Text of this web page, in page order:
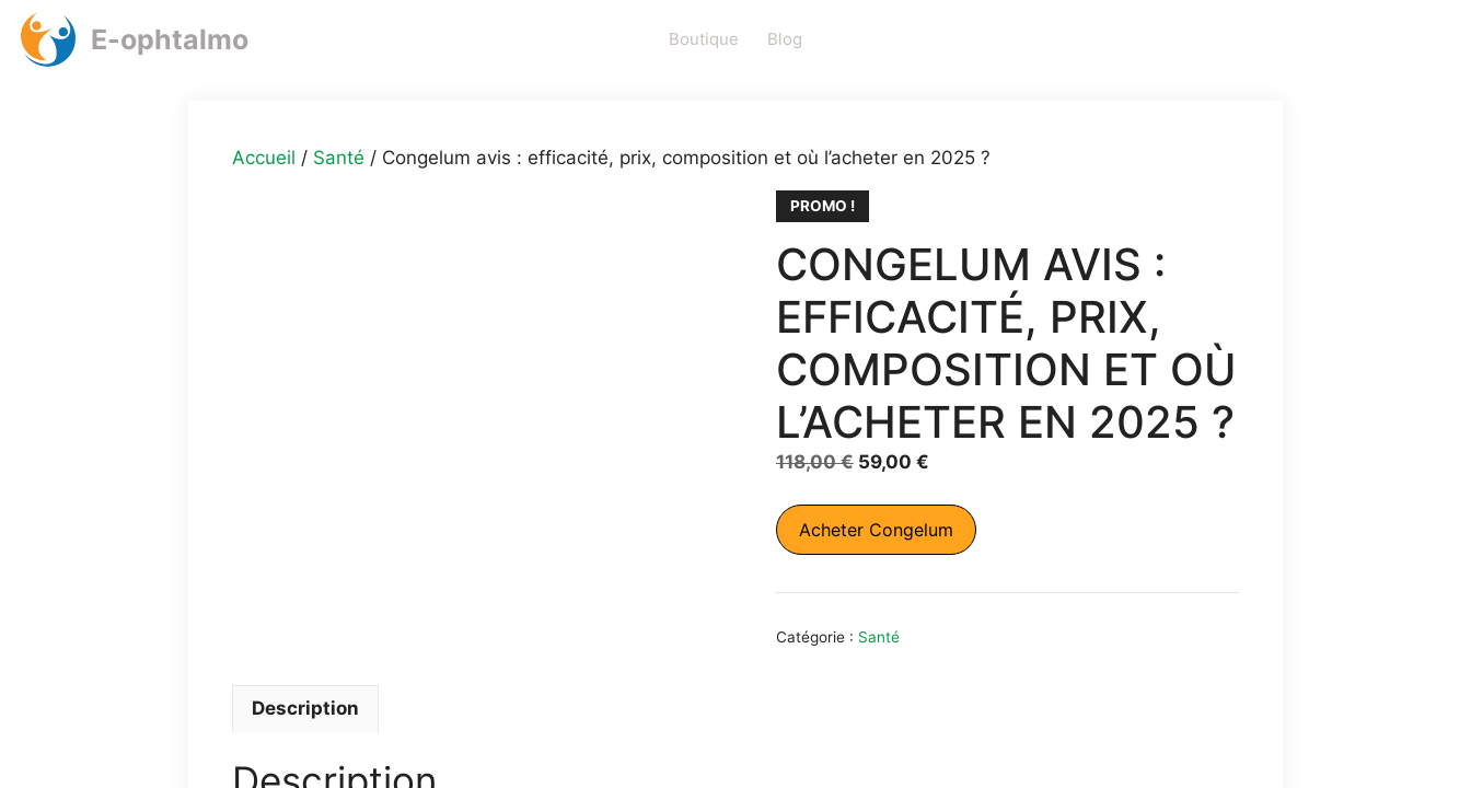
Aller
contenu
E-ophtalmo Boutique Blog
Accueil / Santé / Congelum avis : efficacité, prix, composition et où l’acheter en 2025 ?
PROMO !
CONGELUM AVIS :
EFFICACITÉ, PRIX,
COMPOSITION ET OÙ
L’ACHETER EN 2025 ?
118,00€ Le
était :
59,00 €Le
actuel
est :
Acheter Congelum
Catégorie : Santé
Description